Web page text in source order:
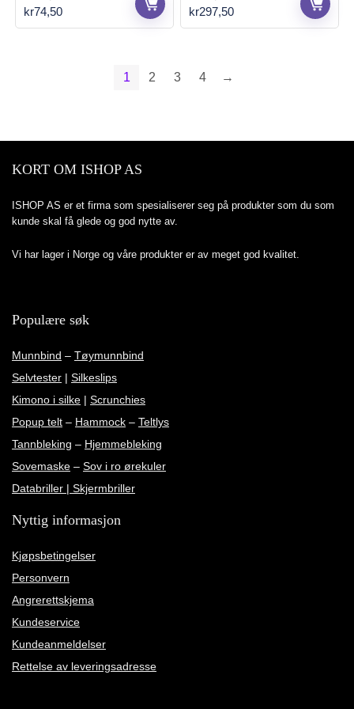
Opprinnelig
pris
kr74,50Nåværende
pris
Opprinnelig
pris
kr297,50Nåværende
pris
1
2 3 4 →
KORT OM ISHOP AS
ISHOP AS er et firma som spesialiserer seg på produkter som du som
kunde skal få glede og god nytte av.
Vi har lager i Norge og våre produkter er av meget god kvalitet.
Populære søk
Munnbind – Tøymunnbind
Selvtester | Silkeslips
Kimono i silke | Scrunchies
Popup telt – Hammock – Teltlys
Tannbleking – Hjemmebleking
Sovemaske – Sov i ro ørekuler
Databriller | Skjermbriller
Nyttig informasjon
Kjøpsbetingelser
Personvern
Angrerettskjema
Kundeservice
Kundeanmeldelser
Rettelse av leveringsadresse